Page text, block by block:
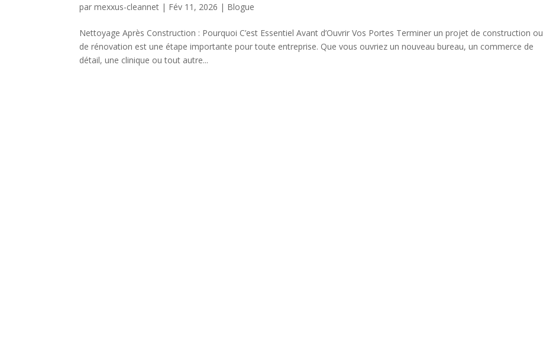
parmexxus-cleannet | Fév 11, 2026 | Blogue
Nettoyage Après Construction : Pourquoi C’est Essentiel Avant d’Ouvrir Vos Portes Terminer un projet de construction ou
de rénovation est une étape importante pour toute entreprise. Que vous ouvriez un nouveau bureau, un commerce de
détail, une clinique ou tout autre...